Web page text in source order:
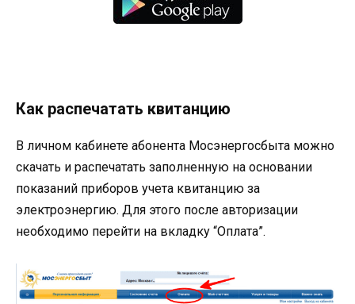
Как распечатать квитанцию
В личном кабинете абонента Мосэнергосбыта можно
скачать и распечатать заполненную на основании
показаний приборов учета квитанцию за
электроэнергию. Для этого после авторизации
необходимо перейти на вкладку “Оплата”.